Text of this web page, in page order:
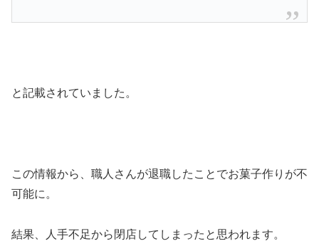
と記載されていました。
この情報から、職人さんが退職したことでお菓子作りが不
可能に。
結果、人手不足から閉店してしまったと思われます。